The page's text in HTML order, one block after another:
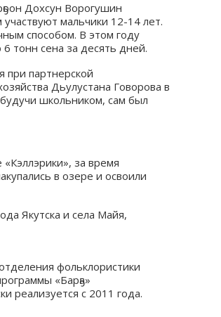
Дохсун Ворогушин
мальчики 12-14 лет.
способом. В этом году
тонн сена за десять дней.
при партнерской
Дьулустана Говорова в
школьником, сам был
за время
в озере и освоили
Якутска и села Майя,
фольклористики
«Барҕа»
реализуется с 2011 года.